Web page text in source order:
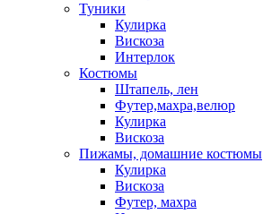
Туники
Кулирка
Вискоза
Интерлок
Костюмы
Штапель, лен
Футер,махра,велюр
Кулирка
Вискоза
Пижамы, домашние костюмы
Кулирка
Вискоза
Футер, махра